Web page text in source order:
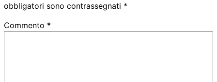
obbligatori sono contrassegnati *
Commento *